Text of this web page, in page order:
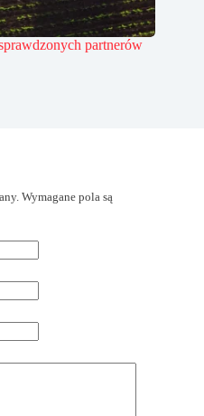
partnerów
Wymagane pola są